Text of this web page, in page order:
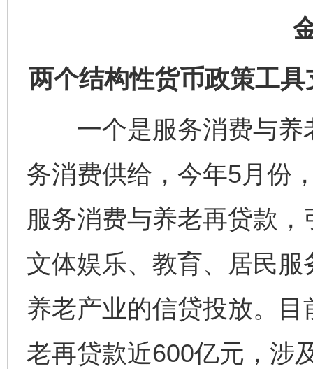
两个结构性货币政策工
一个是服务消费与养
务消费供给，今年5月份
服务消费与养老再贷款
文体娱乐、教育、居民
养老产业的信贷投放。
老再贷款近600亿元，涉